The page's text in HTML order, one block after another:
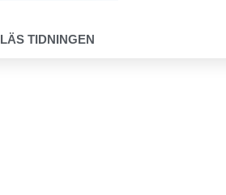
LÄS TIDNINGEN